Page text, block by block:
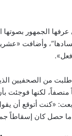
عرفها الجمهور
وأضافت
من الصحفيين
منصفاً، لكنها فوجئت
حصل كان إسقاطاً